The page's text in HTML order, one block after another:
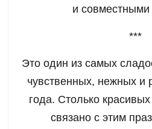
и совместными
***
Это один из самых
чувственных, нежных и
года. Столько
связано с этим